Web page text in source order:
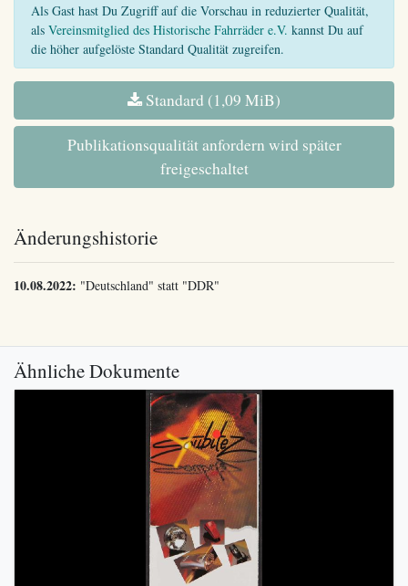
Als Gast hast Du Zugriff auf die Vorschau in reduzierter Qualität,
als Vereinsmitglied des Historische Fahrräder e.V. kannst Du auf
die höher aufgelöste Standard Qualität zugreifen.
Standard (1,09 MiB)
Publikationsqualität anfordern wird später
freigeschaltet
Änderungshistorie
10.08.2022: "Deutschland" statt "DDR"
Ähnliche Dokumente